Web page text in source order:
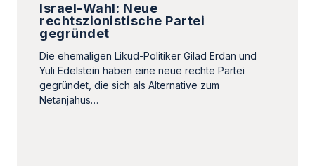
Israel-Wahl: Neue
rechtszionistische Partei
gegründet
Die ehemaligen Likud-Politiker Gilad Erdan und
Yuli Edelstein haben eine neue rechte Partei
gegründet, die sich als Alternative zum
Netanjahus…